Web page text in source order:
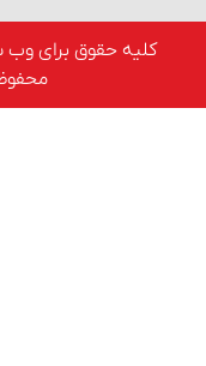
حقوق برای وب سایت
محفوظ است | 1404 – 1395 ©